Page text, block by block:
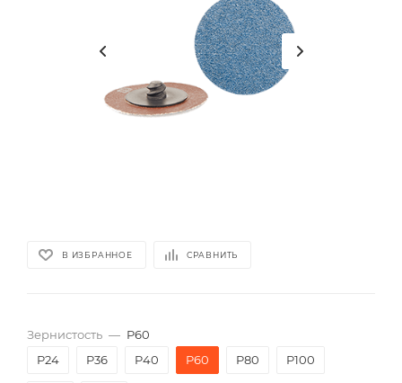
В ИЗБРАННОЕ СРАВНИТЬ
Зернистость — P60
P24
P36 P40 P60 P80 P100